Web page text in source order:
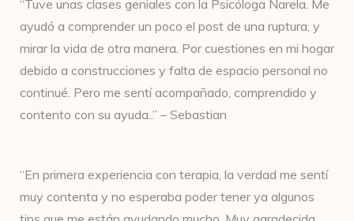
“Tuve unas clases geniales con la Psicóloga Narela. Me
ayudó a comprender un poco el post de una ruptura, y
mirar la vida de otra manera. Por cuestiones en mi hogar
debido a construcciones y falta de espacio personal no
continué. Pero me sentí acompañado, comprendido y
contento con su ayuda..” – Sebastian
“En primera experiencia con terapia, la verdad me sentí
muy contenta y no esperaba poder tener ya algunos